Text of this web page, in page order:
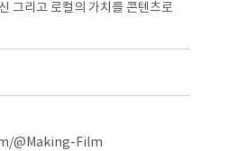
그리고 로컬의 가치를 콘텐츠로
@Making-Film